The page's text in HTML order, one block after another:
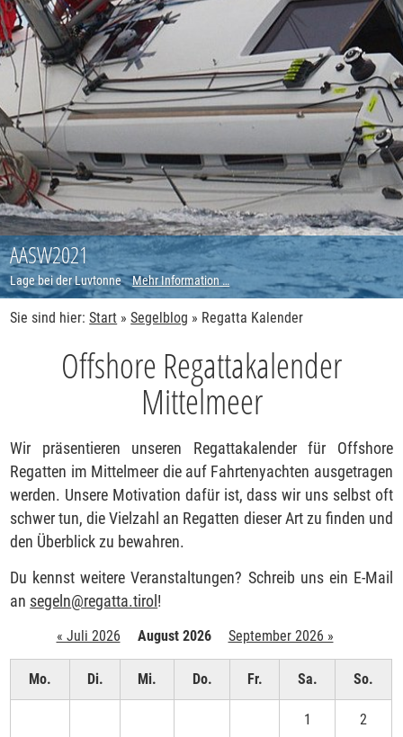
AASW2021
Lage bei der LuvtonneMehr Information …
Sie sind hier:Start »Segelblog » Regatta Kalender
Offshore Regattakalender
Mittelmeer
Wir präsentieren unseren Regattakalender für Offshore
Regatten im Mittelmeer die auf Fahrtenyachten ausgetragen
werden. Unsere Motivation dafür ist, dass wir uns selbst oft
schwer tun, die Vielzahl an Regatten dieser Art zu finden und
den Überblick zu bewahren.
Du kennst weitere Veranstaltungen? Schreib uns ein E-Mail
an segeln@regatta.tirol !
« Juli 2026 August 2026 September 2026 »
Mo. Di. Mi. Do. Fr. Sa. So.
1 2